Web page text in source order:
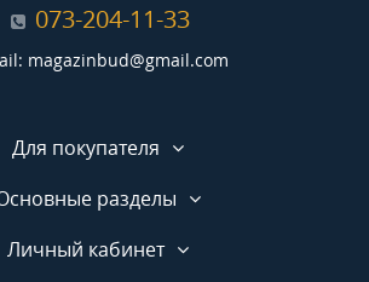
073-204-11-33
magazinbud@gmail.com
Для покупателя
разделы
Личный кабинет